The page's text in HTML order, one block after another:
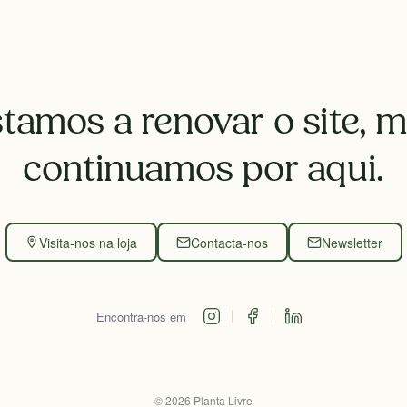
a renovar o site,
continuamos por aqui.
Visita-nos na loja Contacta-nos Newsletter
Encontra-nos em
©2026 Planta Livre